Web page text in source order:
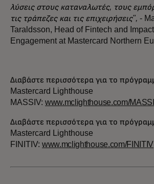
λύσεις στους καταναλωτές, τους
τις τράπεζες και τις επιχειρήσεις", -
Taraldsson, Head of Fintech and
Engagement at Mastercard Northern
Διαβάστε περισσότερα για το
Mastercard Lighthouse
MASSIV: www.mclighthouse.com/
Διαβάστε περισσότερα για το
Mastercard Lighthouse
FINITIV: www.mclighthouse.com/FINITIV